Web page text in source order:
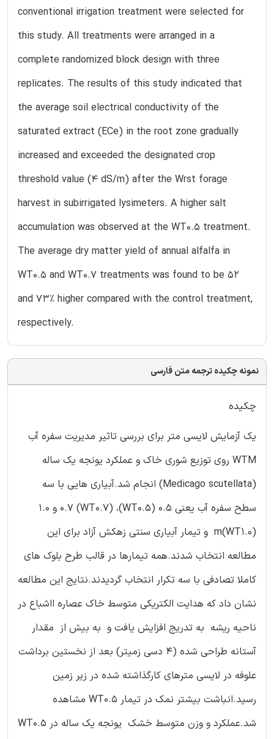
conventional irrigation treatment were selected for
this study. All treatments were arranged in a
complete randomized block design with three
replicates. The results of this study indicated that
the average soil electrical conductivity of the
saturated extract (ECe) in the root zone gradually
increased and exceeded the designated crop
threshold value (4 dS/m) after the Wrst forage
harvest in subirrigated lysimeters. A higher salt
accumulation was observed at the WT0.5 treatment.
The average dry matter yield of annual alfalfa in
WT0.5 and WT0.7 treatments was found to be 52
and 73% higher compared with the control treatment,
respectively.
نمونه چکیده ترجمه متن فارسی
چکیده
یک آزمایش لایسی متر برای بررسی تاثیر مدیریت سفره آب
WTM روی توزیع شوری خاک و عملکرد یونجه یک ساله
(Medicago scutellata) انجام شد.آبیاری هایی با سه
سطح سفره آب یعنی 0.5 (WT0.5)، 0.7 (WT0.7) و 1.0
m(WT1.0) و تیمار آبیاری سنتی زهکش آزاد برای این
مطالعه انتخاب شدند.همه تیمارها در قالب طرح بلوک های
کاملا تصادفی با سه تکرار انتخاب گردیدند.نتایج این مطالعه
نشان داد که هدایت الکتریکی متوسط خاک عصاره ااشباع در
ناحیه ریشه به تدریج افزایش یافت و به بیش از مقدار
آستانه طراحی شده (4 دسی زمیتر) بعد از نخستین برداشت
علوفه در لایسی مترهای کارگذاشته شده در زیر زمین
رسید.انباشت بیشتر نمک در تیمار WT0.5 مشاهده
شد.عملکرد و وزن متوسط خشک یونجه یک ساله در WT0.5